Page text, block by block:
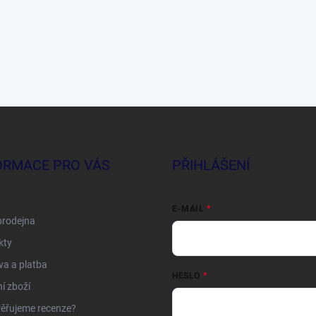
PRO VÁS
a platba
zboží
recenze?
PŘIHLÁŠENÍ
E-MAIL
HESLO